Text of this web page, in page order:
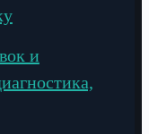
и